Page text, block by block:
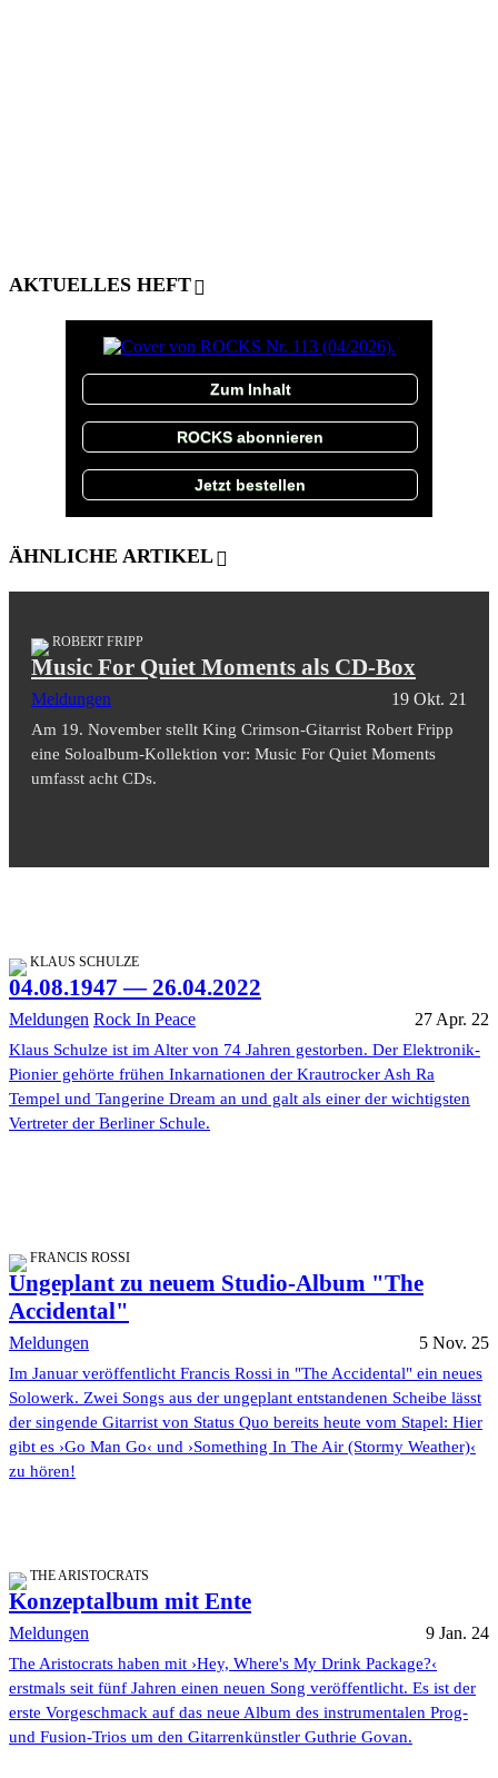
AKTUELLES HEFT
Zum Inhalt
ROCKS abonnieren
Jetzt bestellen
ÄHNLICHE ARTIKEL
ROBERT FRIPP
Music For Quiet Moments als CD-Box
Meldungen 19 Okt. 21
Am 19. November stellt King Crimson-Gitarrist Robert Fripp
eine Soloalbum-Kollektion vor: Music For Quiet Moments
umfasst acht CDs.
KLAUS SCHULZE
04.08.1947 — 26.04.2022
Meldungen Rock In Peace 27 Apr. 22
Klaus Schulze ist im Alter von 74 Jahren gestorben. Der Elektronik-
Pionier gehörte frühen Inkarnationen der Krautrocker Ash Ra
Tempel und Tangerine Dream an und galt als einer der wichtigsten
Vertreter der Berliner Schule.
FRANCIS ROSSI
Ungeplant zu neuem Studio-Album "The
Accidental"
Meldungen 5 Nov. 25
Im Januar veröffentlicht Francis Rossi in "The Accidental" ein neues
Solowerk. Zwei Songs aus der ungeplant entstandenen Scheibe lässt
der singende Gitarrist von Status Quo bereits heute vom Stapel: Hier
gibt es ›Go Man Go‹ und ›Something In The Air (Stormy Weather)‹
zu hören!
THE ARISTOCRATS
Konzeptalbum mit Ente
Meldungen 9 Jan. 24
The Aristocrats haben mit ›Hey, Where's My Drink Package?‹
erstmals seit fünf Jahren einen neuen Song veröffentlicht. Es ist der
erste Vorgeschmack auf das neue Album des instrumentalen Prog-
und Fusion-Trios um den Gitarrenkünstler Guthrie Govan.